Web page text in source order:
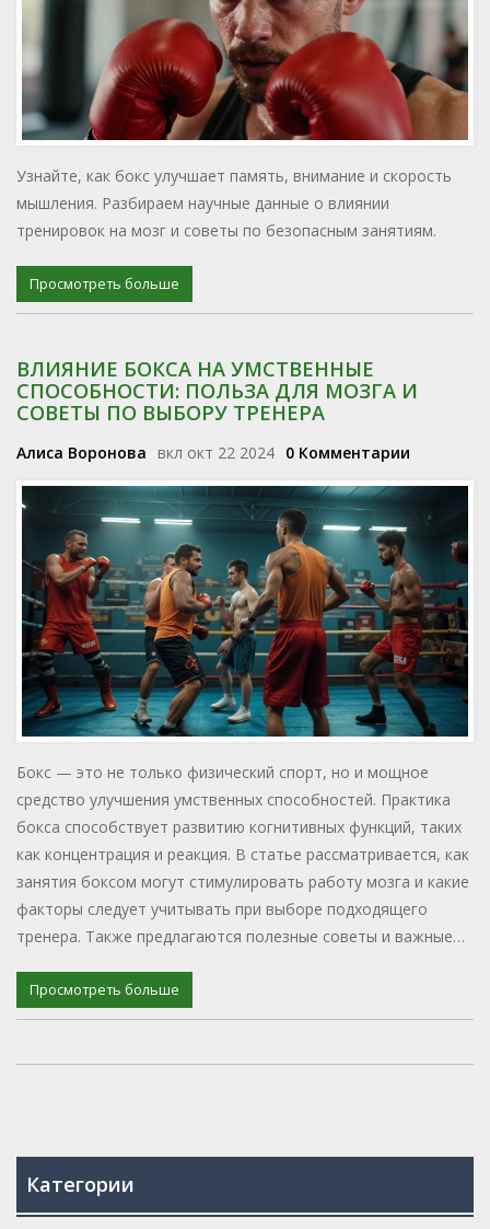
Узнайте, как бокс улучшает память, внимание и скорость
мышления. Разбираем научные данные о влиянии
тренировок на мозг и советы по безопасным занятиям.
Просмотреть больше
ВЛИЯНИЕ БОКСА НА УМСТВЕННЫЕ
СПОСОБНОСТИ: ПОЛЬЗА ДЛЯ МОЗГА И
СОВЕТЫ ПО ВЫБОРУ ТРЕНЕРА
Алиса Воронова вкл окт 22 2024 0 Комментарии
Бокс — это не только физический спорт, но и мощное
средство улучшения умственных способностей. Практика
бокса способствует развитию когнитивных функций, таких
как концентрация и реакция. В статье рассматривается, как
занятия боксом могут стимулировать работу мозга и какие
факторы следует учитывать при выборе подходящего
тренера. Также предлагаются полезные советы и важные
интеллектуальных способностей.
Просмотреть больше
Категории